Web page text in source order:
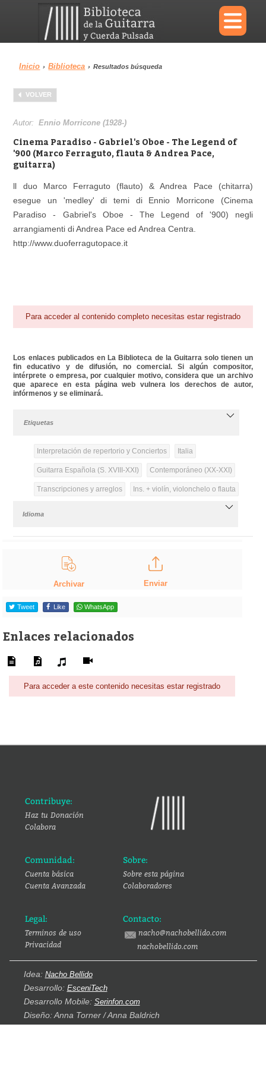
×
Menu
Biblioteca
Área personal Reproductor
Inicio › Biblioteca › Resultados búsqueda
VOLVER
Autor:Ennio Morricone (1928-)
Cinema Paradiso - Gabriel's Oboe - The Legend of
'900 (Marco Ferraguto, flauta & Andrea Pace,
guitarra)
ll duo Marco Ferraguto (flauto) & Andrea Pace (chitarra)
esegue un 'medley' di temi di Ennio Morricone (Cinema
Paradiso - Gabriel's Oboe - The Legend of '900) negli
arrangiamenti di Andrea Pace ed Andrea Centra.
http://www.duoferragutopace.it
Para acceder al contenido completo necesitas estar registrado
Los enlaces publicados en La Biblioteca de la Guitarra solo tienen un
fin educativo y de difusión, no comercial. Si algún compositor,
intérprete o empresa, por cualquier motivo, considera que un archivo
que aparece en esta página web vulnera los derechos de autor,
infórmenos y se eliminará.
Etiquetas
Interpretación de repertorio y Conciertos Italia
Guitarra Española (S. XVIII-XXI) Contemporáneo (XX-XXI)
Transcripciones y arreglos Ins. + violín, violonchelo o flauta
Idioma
Archivar Enviar
Tweet Like WhatsApp
Enlaces relacionados
Para acceder a este contenido necesitas estar registrado
Contribuye:
Haz tu Donación
Colabora
Comunidad:
Cuenta básica
Cuenta Avanzada
Sobre:
Sobre esta página
Colaboradores
Legal:
Terminos de uso
Privacidad
Contacto:
nacho@nachobellido.com
nachobellido.com
Idea: Nacho Bellido
Desarrollo: EsceniTech
Desarrollo Mobile: Serinfon.com
Diseño: Anna Torner / Anna Baldrich